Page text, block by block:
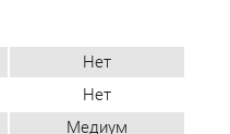
Лдсп
2000
Сономе эйч светлая